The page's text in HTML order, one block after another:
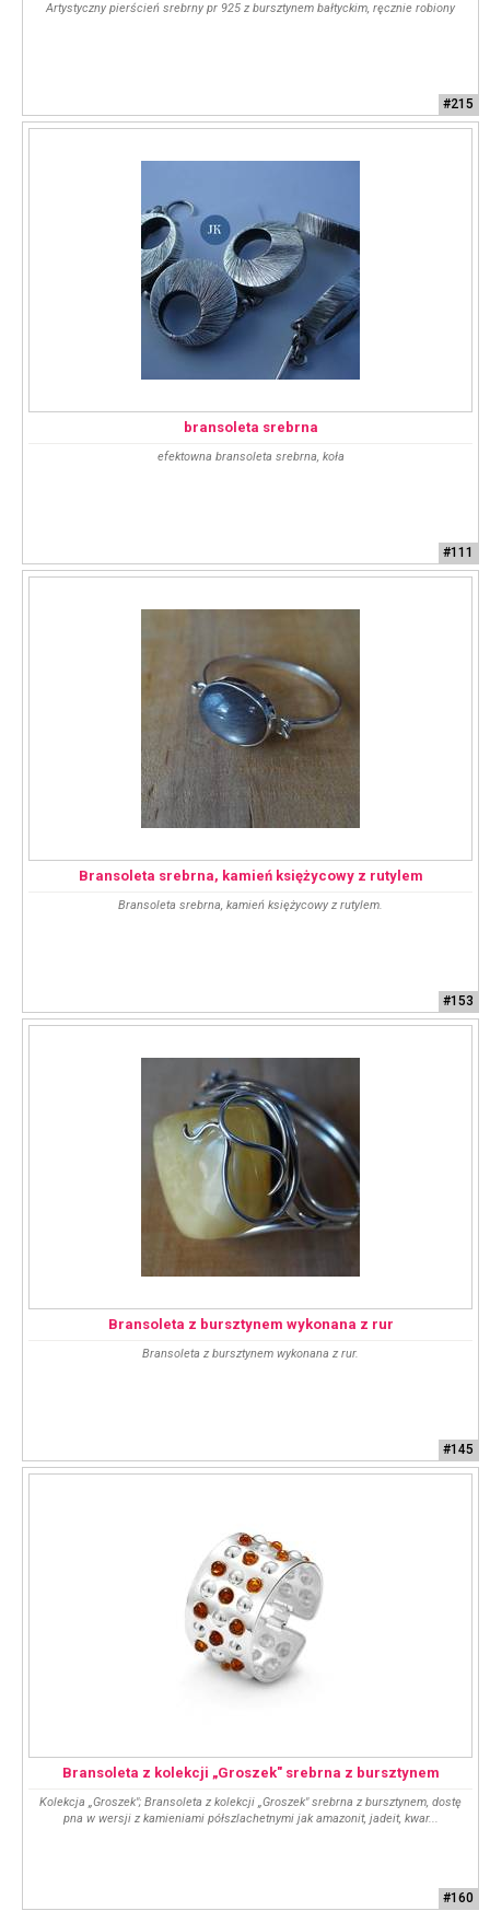
Artystyczny pierścień srebrny pr 925 z bursztynem bałtyckim, ręcznie robiony
#215
bransoleta srebrna
efektowna bransoleta srebrna, koła
#111
Bransoleta srebrna, kamień księżycowy z rutylem
Bransoleta srebrna, kamień księżycowy z rutylem.
#153
Bransoleta z bursztynem wykonana z rur
Bransoleta z bursztynem wykonana z rur.
#145
Bransoleta z kolekcji „Groszek" srebrna z bursztynem
Kolekcja „Groszek"; Bransoleta z kolekcji „Groszek" srebrna z bursztynem, dostę
pna w wersji z kamieniami półszlachetnymi jak amazonit, jadeit, kwar...
#160